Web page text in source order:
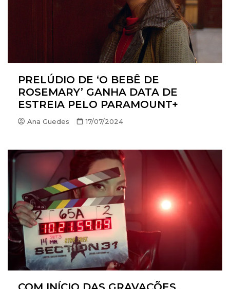
PRELÚDIO DE ‘O BEBÊ DE
ROSEMARY’ GANHA DATA DE
ESTREIA PELO PARAMOUNT+
Ana Guedes 17/07/2024